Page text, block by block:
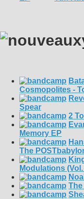
Cosmopolites -
Spear
2
Memory EP
The
Modulations (Vol.